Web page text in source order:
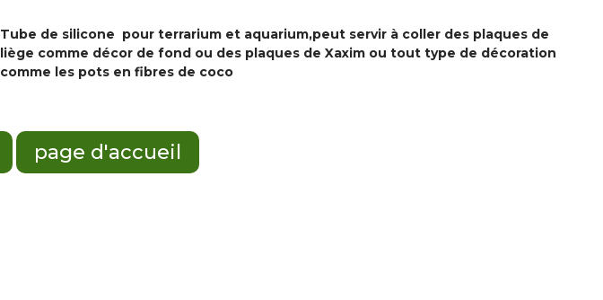
Tube de silicone pour terrarium et aquarium,peut servir à coller des plaques de
liège comme décor de fond ou des plaques de Xaxim ou tout type de décoration
comme les pots en fibres de coco